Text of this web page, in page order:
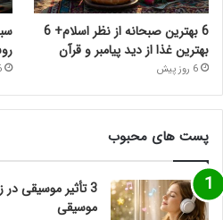
6 بهترین صبحانه از نظر اسلام+ 6
بهترین غذا از دید پیامبر و قرآن
6 روز پیش 6
پست های محبوب
3 تأثیر موسیقی
موسیقی